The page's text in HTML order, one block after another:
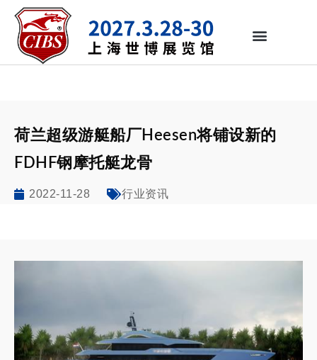
荷兰超级游艇船厂Heesen将铺设新的
FDHF钢摩托艇龙骨
2022-11-28 行业资讯